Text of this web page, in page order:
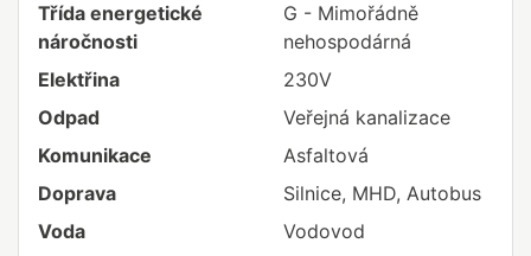
Třída energetické
náročnosti
G - Mimořádně
nehospodárná
Elektřina
230V
Odpad
Veřejná kanalizace
Komunikace
Asfaltová
Doprava
Silnice, MHD, Autobus
Voda
Vodovod